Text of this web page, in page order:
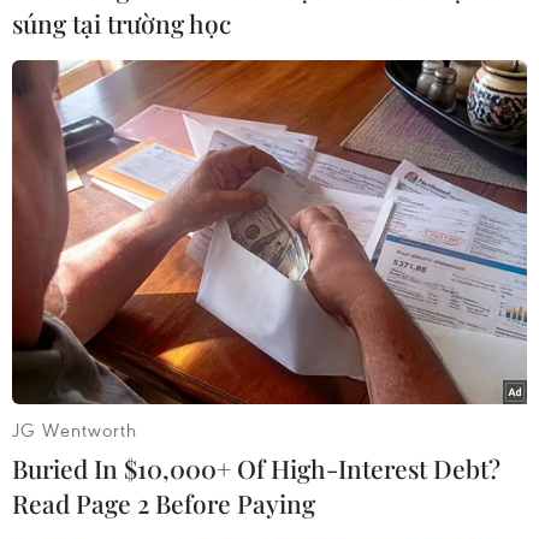
#Kamala Harris
#máy bay ném bom
PODCAST MỚI NHẤT
súng tại trường học
JG Wentworth
Buried In $10,000+ Of High-Interest Debt?
Read Page 2 Before Paying